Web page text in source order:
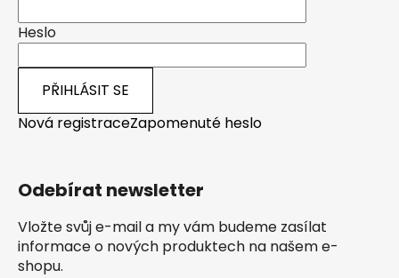
Heslo
PŘIHLÁSIT SE
Nová registraceZapomenuté heslo
Odebírat newsletter
Vložte svůj e-mail a my vám budeme zasílat
informace o nových produktech na našem e-
shopu.